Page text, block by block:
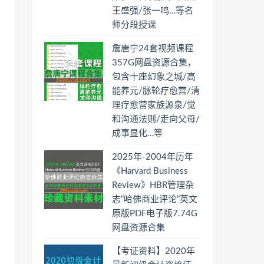
王盛强/张一鸣…等名
师分段授课
詹唐宁24套视频课程
357G网盘资源合集，
包含十座幻象之城/高
能养元/脉轮疗愈营/清
理疗愈营家族源泉/觉
和沟通法则/走向父母/
成事显化…等
2025年-2004年历年
《Harvard Business
Review》HBR管理杂
志“哈佛商业评论”英文
原版PDF电子版7.74G
网盘资源合集
【考证资料】2020年